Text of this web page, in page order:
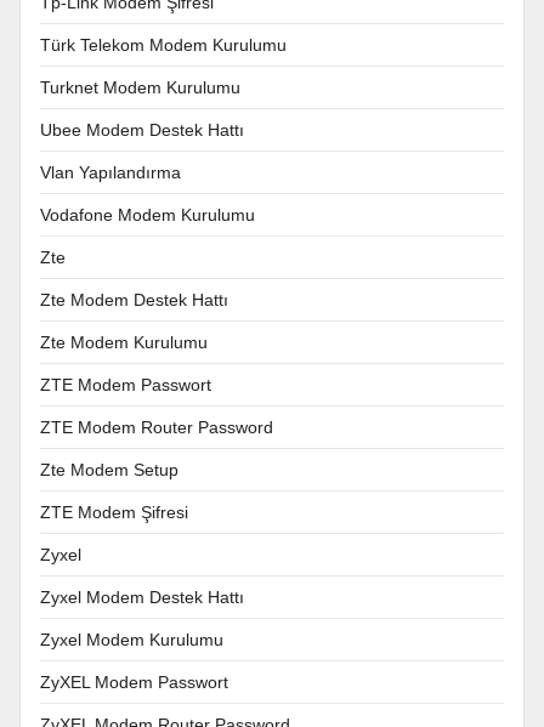
Türk Telekom Modem Kurulumu
Turknet Modem Kurulumu
Ubee Modem Destek Hattı
Vlan Yapılandırma
Vodafone Modem Kurulumu
Zte
Zte Modem Destek Hattı
Zte Modem Kurulumu
ZTE Modem Passwort
ZTE Modem Router Password
Zte Modem Setup
ZTE Modem Şifresi
Zyxel
Zyxel Modem Destek Hattı
Zyxel Modem Kurulumu
ZyXEL Modem Passwort